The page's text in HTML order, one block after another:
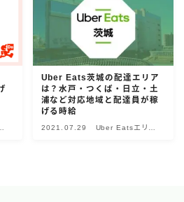
ミ
ド
Uber Eats茨城の配達エリア
は？水戸・つくば・日立・土
浦など対応地域と配達員が稼
げる時給
2021.07.29
Uber Eatsエリア